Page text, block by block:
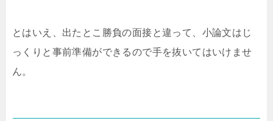
とはいえ、出たとこ勝負の面接と違って、小論文はじ
っくりと事前準備ができるので手を抜いてはいけませ
ん。